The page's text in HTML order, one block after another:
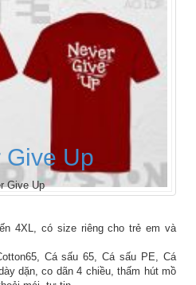
Up
Give Up
4XL, có size riêng cho trẻ em và
Cá sấu 65, Cá sấu PE, Cá
dặn, co dãn 4 chiều, thấm hút mồ